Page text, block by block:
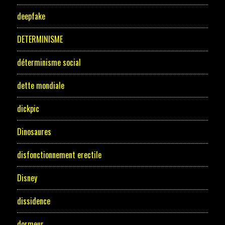
deepfake
DETERMINISME
déterminisme social
dette mondiale
dickpic
Dinosaures
disfonctionnement erectile
Disney
dissidence